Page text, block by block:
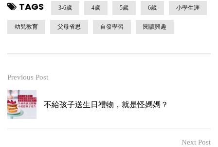
TAGS 3-6歲 4歲 5歲 6歲 小學生涯
幼兒教育 父母省思 自發學習 閱讀興趣
Previous Post
不給孩子送生日禮物，就是怪媽媽？
Next Post